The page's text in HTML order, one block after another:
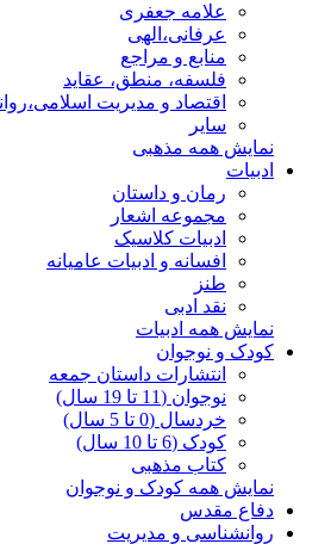
علامه جعفری
عرفانی،الهی
منابع و مراجع
فلسفه، منطق، عقاید
اقتصاد و مدیریت
سایر
نمایش همه مذهبی
ادبیات
رمان و داستان
مجموعه اشعار
ادبیات کلاسیک
افسانه و ادبیات عامیانه
طنز
نقد ادبی
نمایش همه ادبیات
کودک و نوجوان
انتشارات داستان جمعه
نوجوان (11 تا 19 سال)
خردسال (0 تا 5 سال)
کودک (6 تا 10 سال)
کتاب مذهبی
نمایش همه کودک و نوجوان
دفاع مقدس
روانشناسی و مدیریت